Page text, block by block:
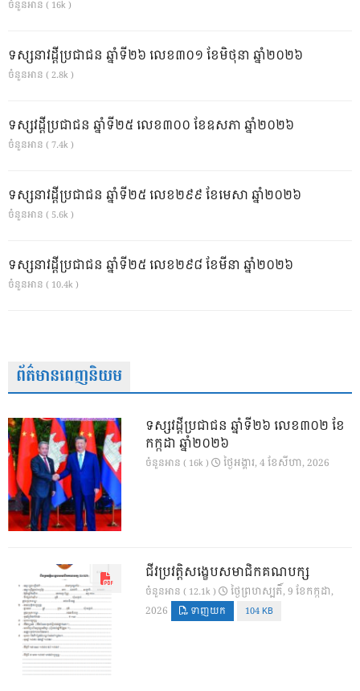
ចំនួនអាន ( 16k )
ទស្សនាវដ្ដីប្រជាជន ឆ្នាំទី២៦ លេខ៣០១ ខែមិថុនា ឆ្នាំ២០២៦
ចំនួនអាន ( 2.8k )
ទស្សវដ្តីប្រជាជន ឆ្នាំទី២៥ លេខ៣០០ ខែឧសភា ឆ្នាំ២០២៦
ចំនួនអាន ( 7.4k )
ទស្សនាវដ្ដីប្រជាជន ឆ្នាំទី២៥ លេខ២៩៩ ខែមេសា ឆ្នាំ២០២៦
ចំនួនអាន ( 5.6k )
ទស្សនាវដ្ដីប្រជាជន ឆ្នាំទី២៥ លេខ២៩៨ ខែមីនា ឆ្នាំ២០២៦
ចំនួនអាន ( 10.4k )
ព័ត៌មានពេញនិយម
ទស្សវដ្តីប្រជាជន ឆ្នាំទី២៦ លេខ៣០២ ខែ
កក្កដា ឆ្នាំ២០២៦
ចំនួនអាន ( 16k ) ថ្ងៃ​អង្គារ, 4 ខែ​សីហា, 2026
ជីវប្រវត្តិសង្ខេបសមាជិកគណបក្ស
ចំនួនអាន ( 12.1k )
ថ្ងៃ​ព្រហស្បតិ៍, 9 ខែ​កក្កដា,
2026
ទាញយក 104 KB